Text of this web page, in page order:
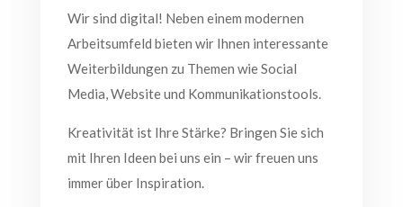
Wir sind digital! Neben einem modernen
Arbeitsumfeld bieten wir Ihnen interessante
Weiterbildungen zu Themen wie Social
Media, Website und Kommunikationstools.
Kreativität ist Ihre Stärke? Bringen Sie sich
mit Ihren Ideen bei uns ein – wir freuen uns
immer über Inspiration.